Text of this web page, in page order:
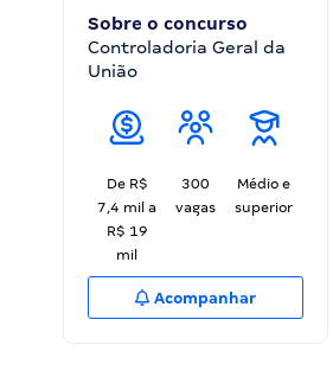
Sobre o concurso
Controladoria Geral da
União
De R$
7,4 mil a
R$ 19
mil
300
vagas
Médio e
superior
Acompanhar